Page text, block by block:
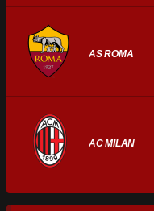
AS ROMA
AC MILAN